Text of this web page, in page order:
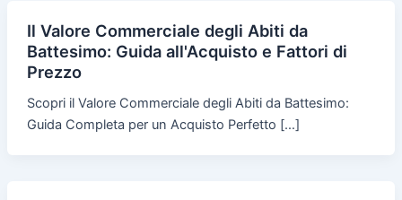
Il Valore Commerciale degli Abiti da
Battesimo: Guida all'Acquisto e Fattori di
Prezzo
Scopri il Valore Commerciale degli Abiti da Battesimo:
Guida Completa per un Acquisto Perfetto […]